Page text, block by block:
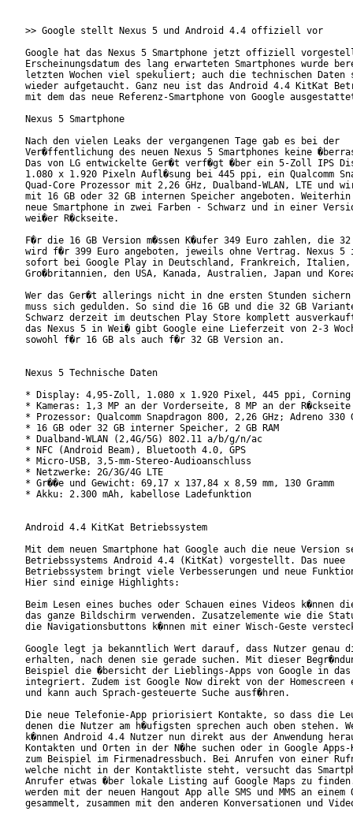
>> Google stellt Nexus 5 und Android 4.4 offiziell vor
Google hat das Nexus 5 Smartphone jetzt offiziell
Erscheinungsdatum des lang erwarteten Smartphones wurde
letzten Wochen viel spekuliert; auch die technischen Daten
wieder aufgetaucht. Ganz neu ist das Android 4.4 KitKat
mit dem das neue Referenz-Smartphone von Google
Nexus 5 Smartphone
Nach den vielen Leaks der vergangenen Tage gab es bei der
Ver�ffentlichung des neuen Nexus 5 Smartphones keine
Das von LG entwickelte Ger�t verf�gt �ber ein 5-Zoll IPS
1.080 x 1.920 Pixeln Aufl�sung bei 445 ppi, ein Qualcomm
Quad-Core Prozessor mit 2,26 GHz, Dualband-WLAN, LTE und
mit 16 GB oder 32 GB internen Speicher angeboten. Weiterhin
neue Smartphone in zwei Farben - Schwarz und in einer
wei�er R�ckseite.
F�r die 16 GB Version m�ssen K�ufer 349 Euro zahlen, die
wird f�r 399 Euro angeboten, jeweils ohne Vertrag. Nexus
sofort bei Google Play in Deutschland, Frankreich, Italien,
Gro�britannien, den USA, Kanada, Australien, Japan und
Wer das Ger�t allerings nicht in dne ersten Stunden
muss sich gedulden. So sind die 16 GB und die 32 GB
Schwarz derzeit im deutschen Play Store komplett
das Nexus 5 in Wei� gibt Google eine Lieferzeit von 2-3
sowohl f�r 16 GB als auch f�r 32 GB Version an.
Nexus 5 Technische Daten
* Display: 4,95-Zoll, 1.080 x 1.920 Pixel, 445 ppi,
* Kameras: 1,3 MP an der Vorderseite, 8 MP an der
* Prozessor: Qualcomm Snapdragon 800, 2,26 GHz; Adreno 330
* 16 GB oder 32 GB interner Speicher, 2 GB RAM
* Dualband-WLAN (2,4G/5G) 802.11 a/b/g/n/ac
* NFC (Android Beam), Bluetooth 4.0, GPS
* Micro-USB, 3,5-mm-Stereo-Audioanschluss
* Netzwerke: 2G/3G/4G LTE
* Gr��e und Gewicht: 69,17 x 137,84 x 8,59 mm, 130 Gramm
* Akku: 2.300 mAh, kabellose Ladefunktion
Android 4.4 KitKat Betriebssystem
Mit dem neuen Smartphone hat Google auch die neue Version
Betriebssystems Android 4.4 (KitKat) vorgestellt. Das nuee
Betriebssystem bringt viele Verbesserungen und neue
Hier sind einige Highlights:
Beim Lesen eines buches oder Schauen eines Videos k�nnen
das ganze Bildschirm verwenden. Zusatzelemente wie die
die Navigationsbuttons k�nnen mit einer Wisch-Geste
Google legt ja bekanntlich Wert darauf, dass Nutzer genau
erhalten, nach denen sie gerade suchen. Mit dieser
Beispiel die �bersicht der Lieblings-Apps von Google in das
integriert. Zudem ist Google Now direkt von der Homescreen
und kann auch Sprach-gesteuerte Suche ausf�hren.
Die neue Telefonie-App priorisiert Kontakte, so dass die
denen die Nutzer am h�ufigsten sprechen auch oben stehen.
k�nnen Android 4.4 Nutzer nun direkt aus der Anwendung
Kontakten und Orten in der N�he suchen oder in Google
zum Beispiel im Firmenadressbuch. Bei Anrufen von einer
welche nicht in der Kontaktliste steht, versucht das
Anrufer etwas �ber lokale Listing auf Google Maps zu
werden mit der neuen Hangout App alle SMS und MMS an einem
gesammelt, zusammen mit den anderen Konversationen und